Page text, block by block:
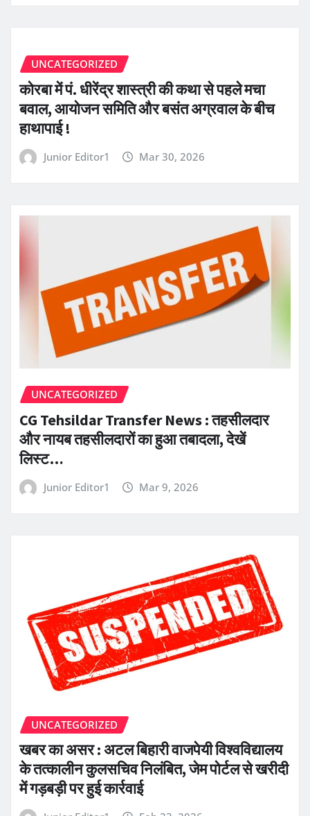
UNCATEGORIZED
कोरबा में पं. धीरेंद्र शास्त्री की कथा से पहले मचा
बवाल, आयोजन समिति और बसंत अग्रवाल के बीच
हाथापाई !
Junior Editor1 Mar 30, 2026
UNCATEGORIZED
CG Tehsildar Transfer News : तहसीलदार
और नायब तहसीलदारों का हुआ तबादला, देखें
लिस्ट…
Junior Editor1 Mar 9, 2026
UNCATEGORIZED
खबर का असर : अटल बिहारी वाजपेयी विश्वविद्यालय
के तत्कालीन कुलसचिव निलंबित, जेम पोर्टल से खरीदी
में गड़बड़ी पर हुई कार्रवाई